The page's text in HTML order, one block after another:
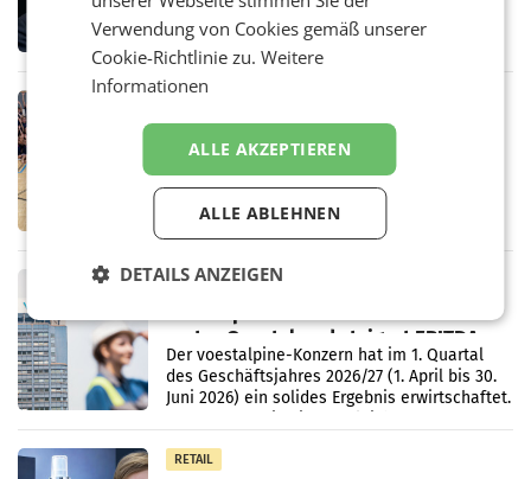
ORF. Am Dienstag soll im Stiftungsrat über
die vom neuen ORF-Chef Clemens Pig
vorgeschlagenen Besetzungen für die
Direktionen abgestimmt werden.
Bipa unterstützt Bewegte Kids
Sommercamps im Osten Österreichs
Bereits zum zweiten Mal begleitet Bipa das
polysportive Sommersportcamp „Bewegte
Kids“. Während der Campwochen in den
Monaten Juli und August versorgt das
RETAIL
erstes Quartal und steigert EBITDA
Der voestalpine-Konzern hat im 1. Quartal
des Geschäftsjahres 2026/27 (1. April bis 30.
Juni 2026) ein solides Ergebnis erwirtschaftet.
RETAIL
Verwendung von Cookies gemäß unserer
Cookie-Richtlinie zu.Weitere
Informationen
ALLE AKZEPTIEREN
ALLE ABLEHNEN
DETAILS ANZEIGEN